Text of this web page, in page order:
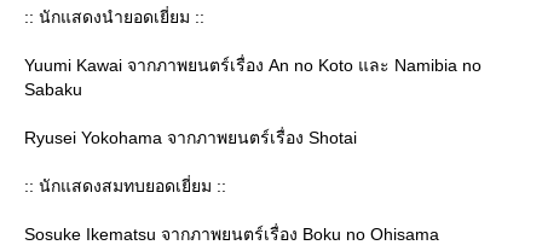
:: นักแสดงนำยอดเยี่ยม ::
Yuumi Kawai จากภาพยนตร์เรื่อง An no Koto และ Namibia no
Sabaku
Ryusei Yokohama จากภาพยนตร์เรื่อง Shotai
:: นักแสดงสมทบยอดเยี่ยม ::
Sosuke Ikematsu จากภาพยนตร์เรื่อง Boku no Ohisama